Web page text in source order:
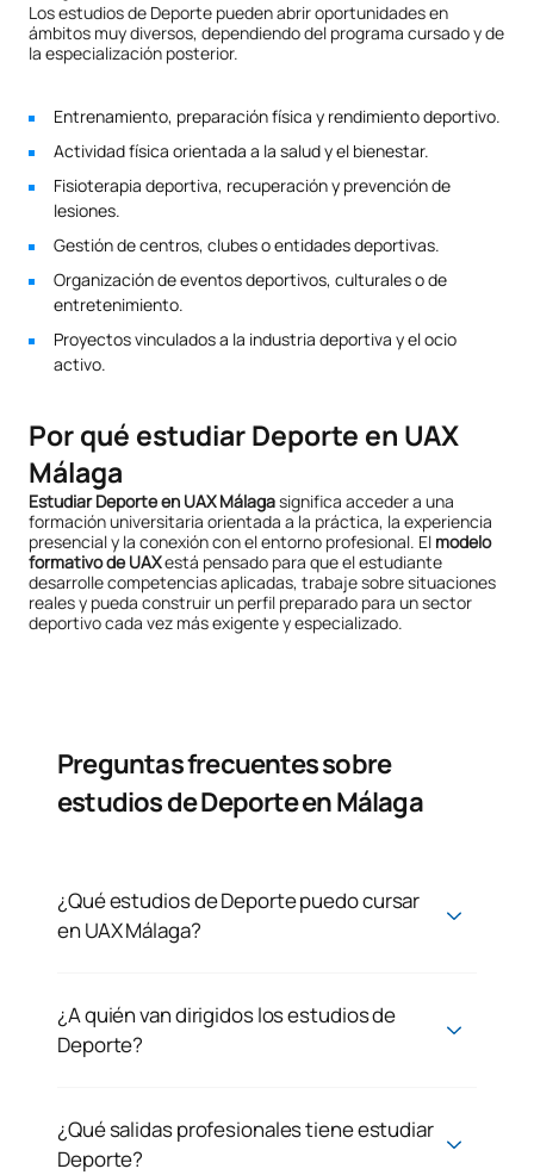
Preguntas frecuentes sobre
estudios de Deporte en Málaga
¿Qué estudios de Deporte puedo cursar
en UAX Málaga?
¿A quién van dirigidos los estudios de
Deporte?
¿Qué salidas profesionales tiene estudiar
Deporte?
Los estudios de Deporte pueden abrir oportunidades en
ámbitos muy diversos, dependiendo del programa cursado y de
la especialización posterior.
Entrenamiento, preparación física y rendimiento deportivo.
Actividad física orientada a la salud y el bienestar.
Fisioterapia deportiva, recuperación y prevención de
lesiones.
Gestión de centros, clubes o entidades deportivas.
Organización de eventos deportivos, culturales o de
entretenimiento.
Proyectos vinculados a la industria deportiva y el ocio
activo.
Por qué estudiar Deporte en UAX
Málaga
Estudiar Deporte en UAX Málagasignifica acceder a una
formación universitaria orientada a la práctica, la experiencia
presencial y la conexión con el entorno profesional. El modelo
formativo de UAXestá pensado para que el estudiante
desarrolle competencias aplicadas, trabaje sobre situaciones
reales y pueda construir un perfil preparado para un sector
deportivo cada vez más exigente y especializado.